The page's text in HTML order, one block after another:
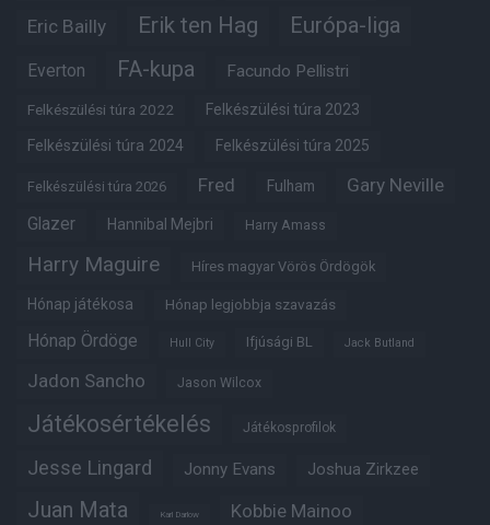
Eric Bailly Erik ten Hag Európa-liga
Everton FA-kupa Facundo Pellistri
Felkészülési túra 2022 Felkészülési túra 2023
Felkészülési túra 2024 Felkészülési túra 2025
Felkészülési túra 2026 Fred Fulham Gary Neville
Glazer Hannibal Mejbri Harry Amass
Harry Maguire Híres magyar Vörös Ördögök
Hónap játékosa Hónap legjobbja szavazás
Hónap Ördöge Hull City Ifjúsági BL Jack Butland
Jadon Sancho Jason Wilcox
Játékosértékelés Játékosprofilok
Jesse Lingard Jonny Evans Joshua Zirkzee
Juan Mata Karl Darlow Kobbie Mainoo